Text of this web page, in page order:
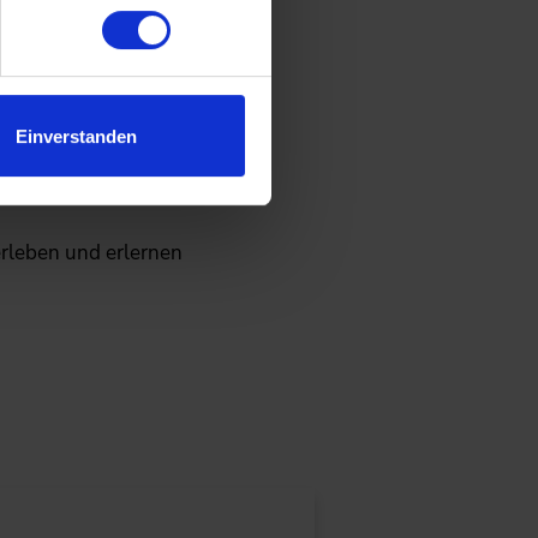
Einverstanden
neuesten Stand der
und erlernen